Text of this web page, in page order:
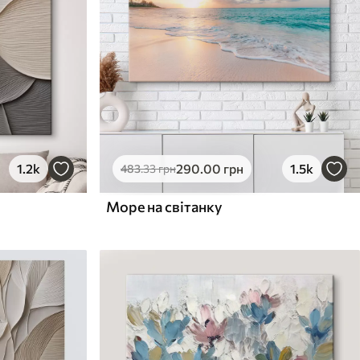
1.2k 483.33грн290.00 грн 1.5k
Море на світанку